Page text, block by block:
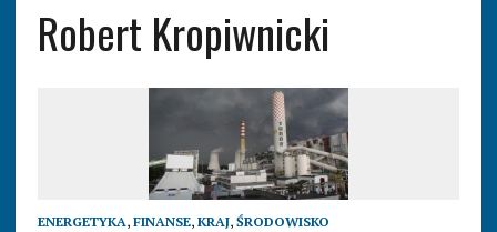
Robert Kropiwnicki
ENERGETYKA, FINANSE, KRAJ, ŚRODOWISKO